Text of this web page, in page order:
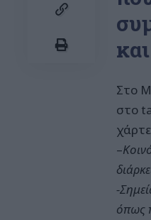
Στο
στο
–
-
όπως